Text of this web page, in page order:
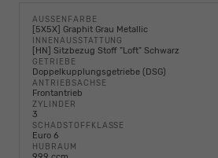
AUSSENFARBE
[5X5X] Graphit Grau Metallic
INNENAUSSTATTUNG
[HN] Sitzbezug Stoff "Loft" Schwarz
GETRIEBE
Doppelkupplungsgetriebe (DSG)
ANTRIEBSACHSE
Frontantrieb
ZYLINDER
3
SCHADSTOFFKLASSE
Euro 6
HUBRAUM